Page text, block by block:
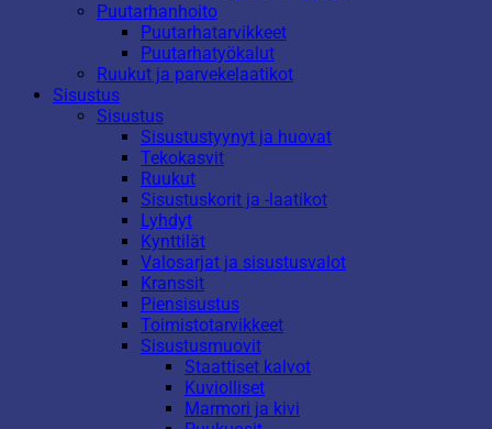
Puutarhanhoito
Puutarhatarvikkeet
Puutarhatyökalut
Ruukut ja parvekelaatikot
Sisustus
Sisustus
Sisustustyynyt ja huovat
Tekokasvit
Ruukut
Sisustuskorit ja -laatikot
Lyhdyt
Kynttilät
Valosarjat ja sisustusvalot
Kranssit
Piensisustus
Toimistotarvikkeet
Sisustusmuovit
Staattiset kalvot
Kuviolliset
Marmori ja kivi